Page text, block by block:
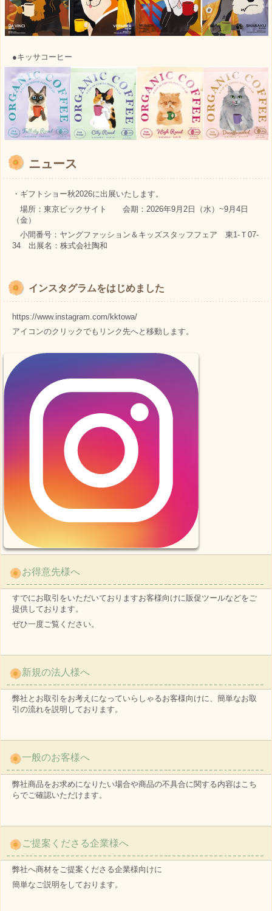
●キッサコーヒー
ニュース
・ギフトショー秋2026に出展いたします。
場所：東京ビックサイト 会期：2026年9月2日（水）~9月4日
（金）
小間番号：ヤングファッション＆キッズスタッフフェア 東1-Ｔ07-
34 出展名：株式会社陶和
インスタグラムをはじめました
https://www.instagram.com/kktowa/
アイコンのクリックでもリンク先へと移動します。
お得意先様へ
すでにお取引をいただいておりますお客様向けに販促ツールなどをご
提供しております。
ぜひ一度ご覧ください。
新規の法人様へ
弊社とお取引をお考えになっていらしゃるお客様向けに、簡単なお取
引の流れを説明しております。
一般のお客様へ
弊社商品をお求めになりたい場合や商品の不具合に関する内容はこち
らでご確認いただけます。
ご提案くださる企業様へ
弊社へ商材をご提案くださる企業様向けに
簡単なご説明をしております。